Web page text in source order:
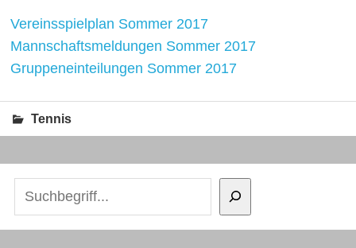
Vereinsspielplan Sommer 2017
Mannschaftsmeldungen Sommer 2017
Gruppeneinteilungen Sommer 2017
Tennis
Suchen